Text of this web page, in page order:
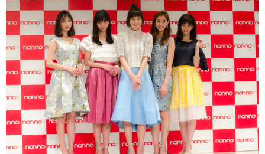
選手
写真
動画
試乗会
スポーツ
ツアー
文化
エンタメ
芸能
出版／映画
話題
ファッション
デザイン
写真
動画
ライフ
社会
政治
ハウツー